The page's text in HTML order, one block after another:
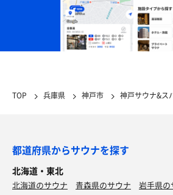
TOP 兵庫県 神戸市 神戸サウナ&ス
都道府県からサウナを探す
北海道・東北
北海道のサウナ 青森県のサウナ
岩手県の